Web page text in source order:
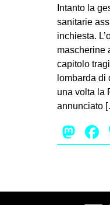
Intanto la
sanitarie
inchiesta.
mascherine
capitolo
lombarda di
una volta la
annunciato